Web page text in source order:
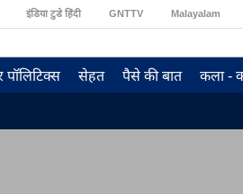
इंडिया टुडे हिंदी GNTTV Malayalam
सेहत पैसे की बात कला -